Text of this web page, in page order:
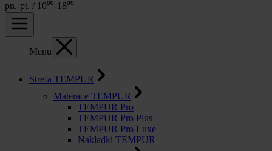
pn.-pt. / 10⁰⁰-18⁰⁰
Menu
Strefa TEMPUR
Materace TEMPUR
TEMPUR Pro
TEMPUR Pro Plus
TEMPUR Pro Luxe
Nakładki TEMPUR